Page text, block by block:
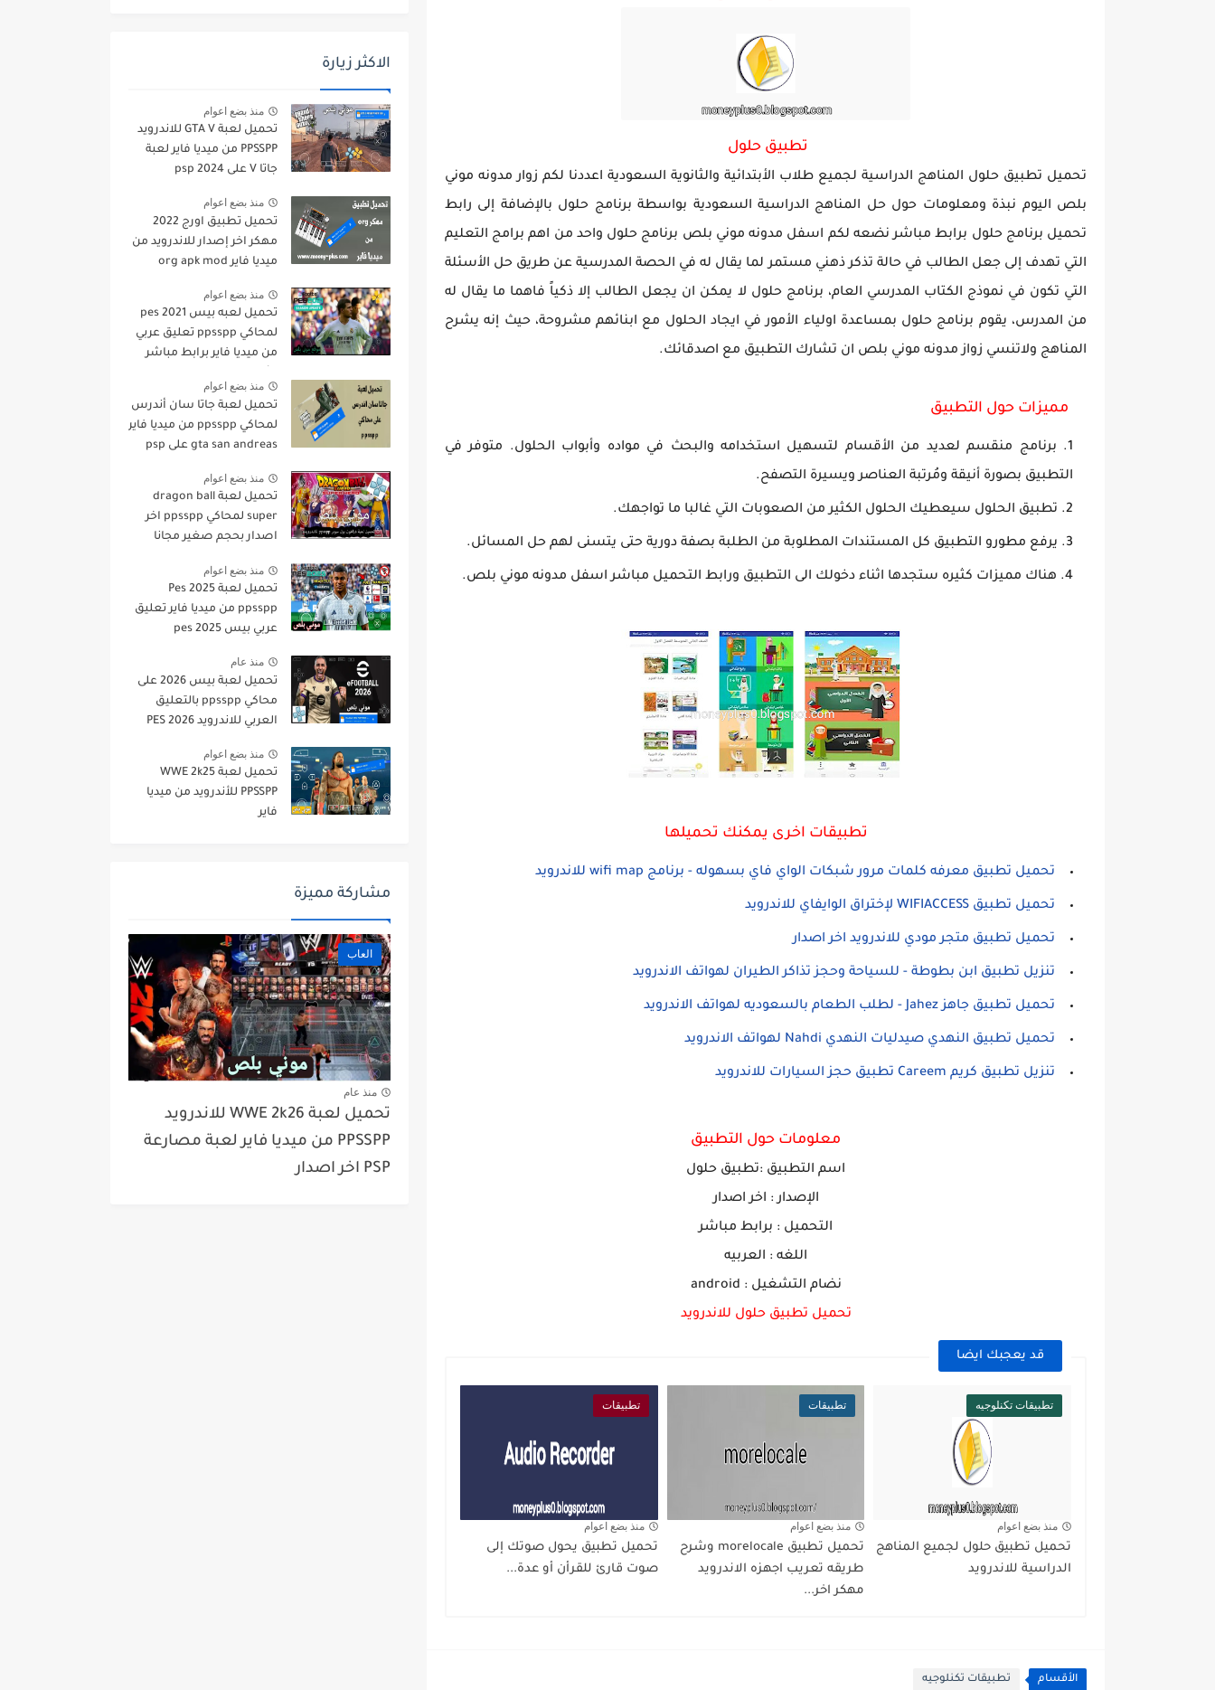
تحميل لعبة جاتا فايس سيتي مهكرة لعبة GTA Vice City...
تطبيق حلول
تحميل تطبيق حلول المناهج الدراسية لجميع طلاب الأبتدائية والثانوية السعودية اعددنا لكم زوار مدونه موني
بلص اليوم نبذة ومعلومات حول حل المناهج الدراسية السعودية بواسطة برنامج حلول بالإضافة إلى رابط
تحميل برنامج حلول برابط مباشر نضعه لكم اسفل مدونه موني بلص برنامج حلول واحد من اهم برامج التعليم
التي تهدف إلى جعل الطالب في حالة تذكر ذهني مستمر لما يقال له في الحصة المدرسية عن طريق حل الأسئلة
التي تكون في نموذج الكتاب المدرسي العام، برنامج حلول لا يمكن ان يجعل الطالب إلا ذكياً فاهما ما يقال له
من المدرس، يقوم برنامج حلول بمساعدة اولياء الأمور في ايجاد الحلول مع ابنائهم مشروحة، حيث إنه يشرح
المناهج ولاتنسي زواز مدونه موني بلص ان تشارك التطبيق مع اصدقائك.
مميزات حول التطبيق
برنامج منقسم لعديد من الأقسام لتسهيل استخدامه والبحث في مواده وأبواب الحلول. متوفر في
التطبيق بصورة أنيقة ومُرتبة العناصر ويسيرة التصفح.
تطبيق الحلول سيعطيك الحلول الكثير من الصعوبات التي غالبا ما تواجهك.
يرفع مطورو التطبيق كل المستندات المطلوبة من الطلبة بصفة دورية حتى يتسنى لهم حل المسائل.
هناك مميزات كثيره ستجدها اثناء دخولك الى التطبيق ورابط التحميل مباشر اسفل مدونه موني بلص.
تطبيقات اخرى يمكنك تحميلها
تحميل تطبيق معرفه كلمات مرور شبكات الواي فاي بسهوله - برنامج wifi map للاندرويد
تحميل تطبيق WIFIACCESS لإختراق الوايفاي للاندرويد
تحميل تطبيق متجر مودي للاندرويد اخر اصدار
تنزيل تطبيق ابن بطوطة - للسياحة وحجز تذاكر الطيران لهواتف الاندرويد
تحميل تطبيق جاهز Jahez - لطلب الطعام بالسعوديه لهواتف الاندرويد
تحميل تطبيق النهدي صيدليات النهدي Nahdi لهواتف الاندرويد
تنزيل تطبيق كريم Careem تطبيق حجز السيارات للاندرويد
معلومات حول التطبيق
اسم التطبيق :تطبيق حلول
الإصدار : اخر اصدار
التحميل : برابط مباشر
اللغه : العربيه
نضام التشغيل : android
تحميل تطبيق حلول للاندرويد
قد يعجبك ايضا
تطبيقات تكنلوجيه
منذ بضع اعوام
تحميل تطبيق حلول لجميع المناهج
الدراسية للاندرويد
تطبيقات
منذ بضع اعوام
تحميل تطبيق morelocale وشرح
طريقه تعريب اجهزه الاندرويد
مهكر اخر...
تطبيقات
منذ بضع اعوام
تحميل تطبيق يحول صوتك إلى
صوت قارئ للقرأن أو عدة...
الأقسام تطبيقات تكنلوجيه
الاكثر زيارة
منذ بضع اعوام
تحميل لعبة GTA V للاندرويد
PPSSPP من ميديا فاير لعبة
جاتا V على psp 2024
منذ بضع اعوام
تحميل تطبيق اورج 2022
مهكر اخر إصدار للاندرويد من
ميديا فاير org apk mod
منذ بضع اعوام
تحميل لعبه بيس pes 2021
لمحاكي ppsspp تعليق عربي
من ميديا فاير برابط مباشر
ppsspp
منذ بضع اعوام
تحميل لعبة جاتا سان أندرس
لمحاكي ppsspp من ميديا فاير
gta san andreas على psp
منذ بضع اعوام
تحميل لعبة dragon ball
super لمحاكي ppsspp اخر
اصدار بحجم صغير مجانا
psp من ميديا فاير
منذ بضع اعوام
تحميل لعبة Pes 2025
ppsspp من ميديا فاير تعليق
عربي بيس pes 2025
منذ عام
تحميل لعبة بيس 2026 على
محاكي ppsspp بالتعليق
العربي للاندرويد PES 2026
صغير من ميديا فاير
منذ بضع اعوام
تحميل لعبة WWE 2k25
PPSSPP للأندرويد من ميديا
فاير
مشاركة مميزة
العاب
منذ عام
تحميل لعبة WWE 2k26 للاندرويد
PPSSPP من ميديا فاير لعبة مصارعة
PSP اخر اصدار